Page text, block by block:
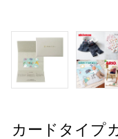
カードタイプ